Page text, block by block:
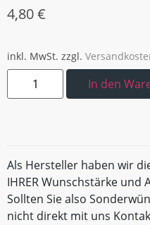
4,80€
inkl. MwSt. zzgl.
In den
Als Hersteller haben wir
IHRER Wunschstärke
Sollten Sie also
nicht direkt mit uns